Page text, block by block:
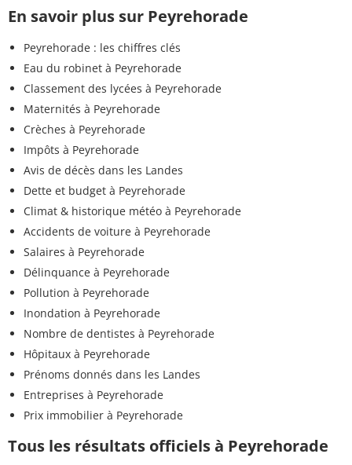
En savoir plus sur Peyrehorade
Peyrehorade : les chiffres clés
Eau du robinet à Peyrehorade
Classement des lycées à Peyrehorade
Maternités à Peyrehorade
Crèches à Peyrehorade
Impôts à Peyrehorade
Avis de décès dans les Landes
Dette et budget à Peyrehorade
Climat & historique météo à Peyrehorade
Accidents de voiture à Peyrehorade
Salaires à Peyrehorade
Délinquance à Peyrehorade
Pollution à Peyrehorade
Inondation à Peyrehorade
Nombre de dentistes à Peyrehorade
Hôpitaux à Peyrehorade
Prénoms donnés dans les Landes
Entreprises à Peyrehorade
Prix immobilier à Peyrehorade
Tous les résultats officiels à Peyrehorade